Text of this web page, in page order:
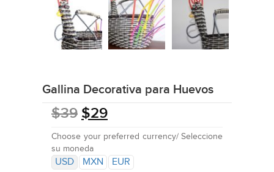
Gallina Decorativa para Huevos
$39 $29
Choose your preferred currency/ Seleccione
su moneda
USD MXN EUR